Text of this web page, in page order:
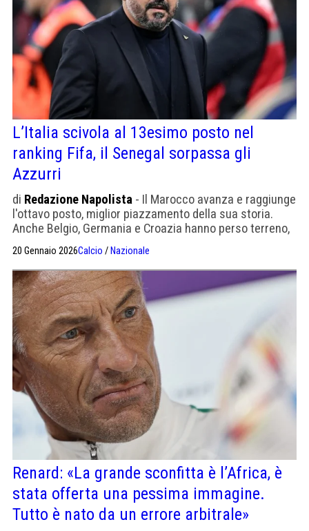
L’Italia scivola al 13esimo posto nel
ranking Fifa, il Senegal sorpassa gli
Azzurri
di Redazione Napolista - Il Marocco avanza e raggiunge
l'ottavo posto, miglior piazzamento della sua storia.
Anche Belgio, Germania e Croazia hanno perso terreno,
20 Gennaio 2026Calcio / Nazionale
Renard: «La grande sconfitta è l’Africa, è
stata offerta una pessima immagine.
Tutto è nato da un errore arbitrale»